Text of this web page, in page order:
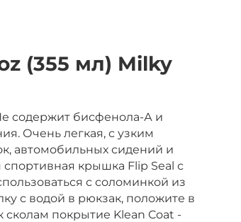
(355 мл) Milky
содержит бисфенола-А и
Очень легкая, с узким
автомобильных сидений и
спортивная крышка Flip Seal с
с соломинкой из
с водой в рюкзак, положите в
сколам покрытие Klean Coat -